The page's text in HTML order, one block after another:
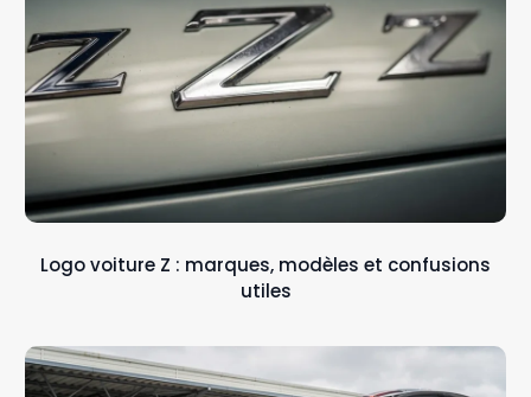
Logo voiture Z : marques, modèles et confusions
utiles